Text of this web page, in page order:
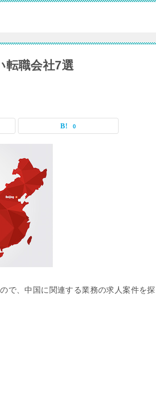
転職会社7選
0
で、中国に関連する業務の求人案件を探